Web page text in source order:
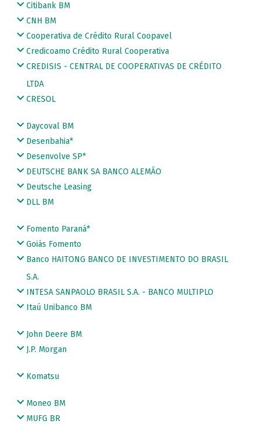
Citibank BM
CNH BM
Cooperativa de Crédito Rural Coopavel
Credicoamo Crédito Rural Cooperativa
CREDISIS - CENTRAL DE COOPERATIVAS DE CRÉDITO
LTDA
CRESOL
Daycoval BM
Desenbahia*
Desenvolve SP*
DEUTSCHE BANK SA BANCO ALEMÃO
Deutsche Leasing
DLL BM
Fomento Paraná*
Goiás Fomento
Banco HAITONG BANCO DE INVESTIMENTO DO BRASIL
S.A.
INTESA SANPAOLO BRASIL S.A. - BANCO MULTIPLO
Itaú Unibanco BM
John Deere BM
J.P. Morgan
Komatsu
Moneo BM
MUFG BR